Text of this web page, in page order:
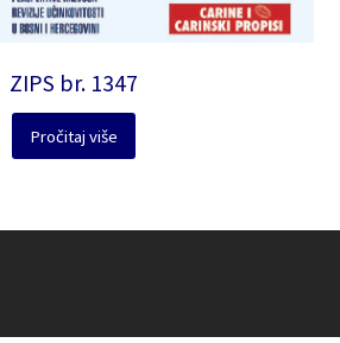
ZIPS br. 1347
Pročitaj više